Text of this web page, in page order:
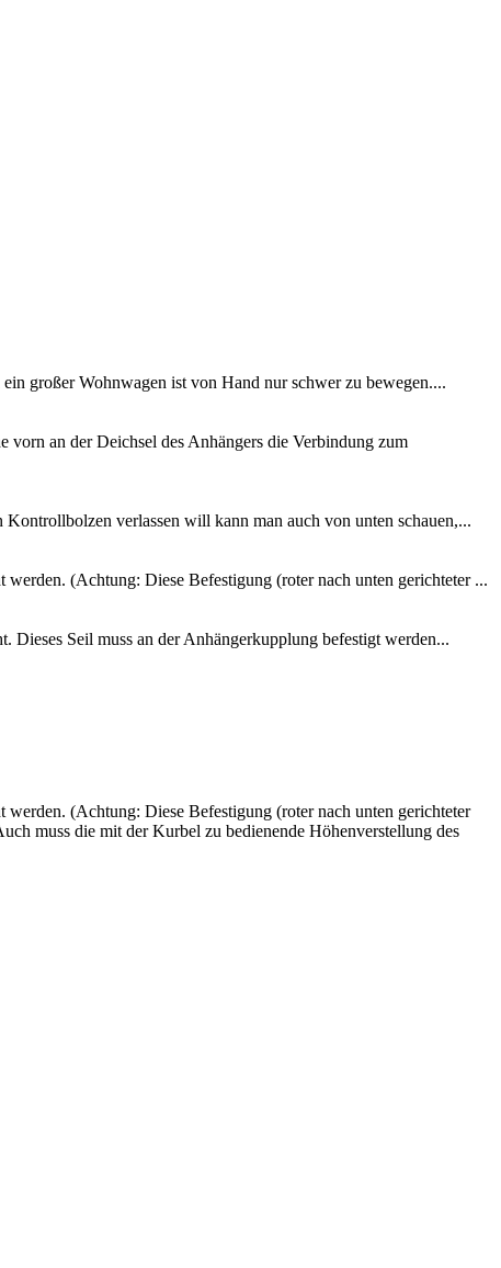
großer Wohnwagen ist von Hand nur schwer zu bewegen....
an der Deichsel des Anhängers die Verbindung zum
verlassen will kann man auch von unten schauen,...
(Achtung: Diese Befestigung (roter nach unten gerichteter ...
Dieses Seil muss an der Anhängerkupplung befestigt werden...
(Achtung: Diese Befestigung (roter nach unten gerichteter
muss die mit der Kurbel zu bedienende Höhenverstellung des